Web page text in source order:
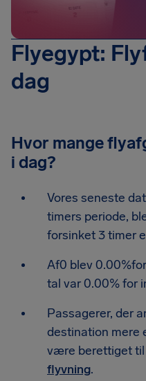
Flyegypt:
dag
Hvor mange
i dag?
Vores seneste
timers periode,
forsinket 3 timer
Af0 blev
tal var 0.00% for
Passagerer, der
destination mere
være berettiget til
flyvning.